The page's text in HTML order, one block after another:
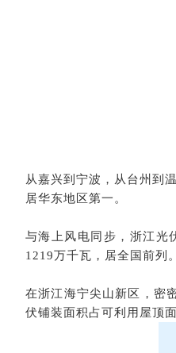
从嘉兴到宁波，从台州到
居华东地区第一。
与海上风电同步，浙江光
1219万千瓦，居全国前列。
在浙江海宁尖山新区，密
伏铺装面积占可利用屋顶